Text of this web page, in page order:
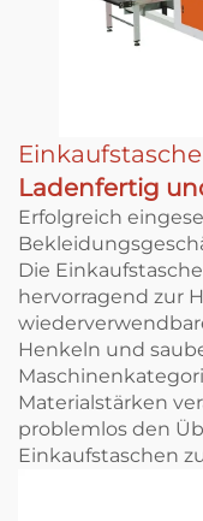
Ladenfertig
Erfolgreich
Die
hervorragend zur
Henkeln und
Materialstärken
problemlos den
Einkaufstaschen